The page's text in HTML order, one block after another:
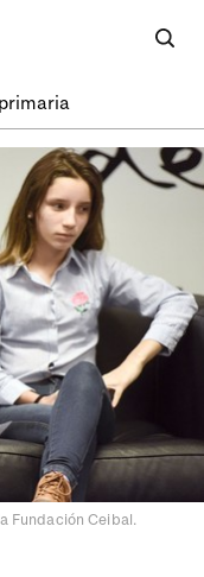
Fundación Ceibal.